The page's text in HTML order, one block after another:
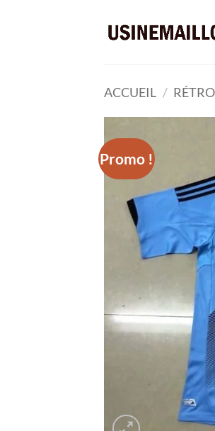
ACCUEIL / RÉTRO
Promo !